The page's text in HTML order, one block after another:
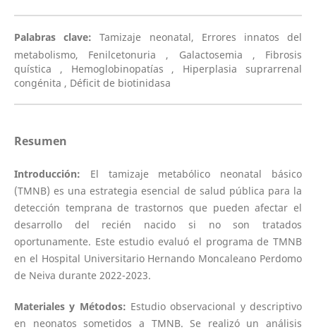
Palabras clave:Tamizaje neonatal, Errores innatos del
metabolismo, Fenilcetonuria , Galactosemia , Fibrosis
quística , Hemoglobinopatías , Hiperplasia suprarrenal
congénita , Déficit de biotinidasa
Resumen
Introducción: El tamizaje metabólico neonatal básico
(TMNB) es una estrategia esencial de salud pública para la
detección temprana de trastornos que pueden afectar el
desarrollo del recién nacido si no son tratados
oportunamente. Este estudio evaluó el programa de TMNB
en el Hospital Universitario Hernando Moncaleano Perdomo
de Neiva durante 2022-2023.
Materiales y Métodos: Estudio observacional y descriptivo
en neonatos sometidos a TMNB. Se realizó un análisis